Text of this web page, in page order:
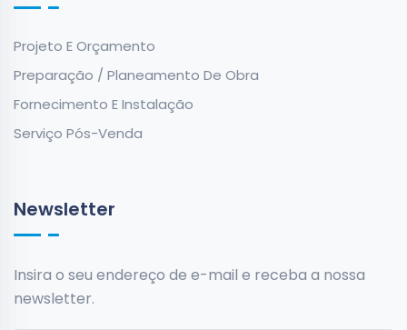
Projeto E Orçamento
Preparação / Planeamento De Obra
Fornecimento E Instalação
Serviço Pós-Venda
Newsletter
Insira o seu endereço de e-mail e receba a nossa
newsletter.